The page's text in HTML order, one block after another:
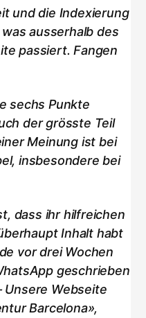
und die Indexierung
ausserhalb des
passiert. Fangen
sechs Punkte
der grösste Teil
Meinung ist bei
insbesondere bei
dass ihr hilfreichen
Inhalt habt
vor drei Wochen
geschrieben
Unsere Webseite
Barcelona»,